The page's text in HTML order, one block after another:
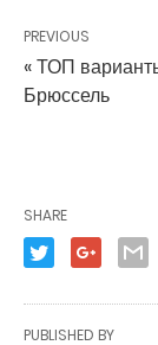
PREVIOUS
« ТОП
Брюссель
SHARE
PUBLISHED BY